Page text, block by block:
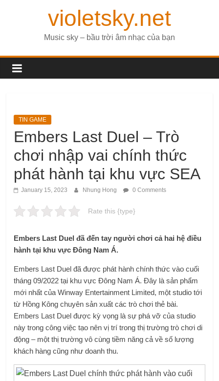
violetsky.net
Music sky – bầu trời âm nhạc của bạn
TIN GAME
Embers Last Duel – Trò
chơi nhập vai chính thức
phát hành tại khu vực SEA
January 15, 2023 Nhung Hong 0 Comments
Rate this {type}
Embers Last Duel đã đến tay người chơi cả hai hệ điều
hành tại khu vực Đông Nam Á.
Embers Last Duel đã được phát hành chính thức vào cuối
tháng 09/2022 tại khu vực Đông Nam Á. Đây là sản phẩm
mới nhất của Winway Entertainment Limited, một studio tới
từ Hồng Kông chuyên sản xuất các trò chơi thẻ bài.
Embers Last Duel được kỳ vọng là sự phá vỡ của studio
này trong công việc tạo nên vị trí trong thị trường trò chơi di
động – một thị trường vô cùng tiềm năng cả về số lượng
khách hàng cũng như doanh thu.